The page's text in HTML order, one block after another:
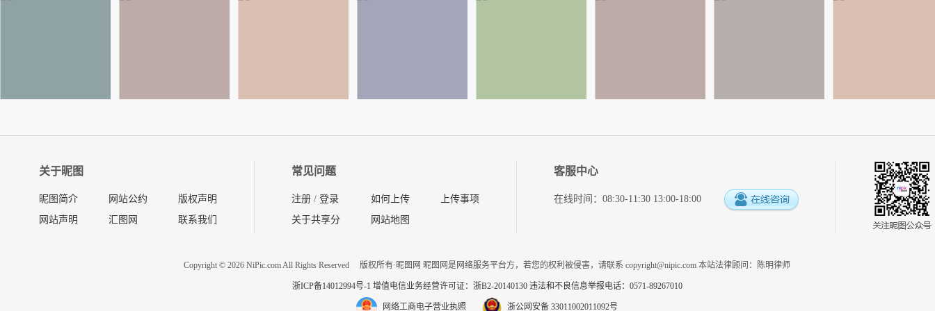
关于昵图
昵图简介
网站声明
网站公约
汇图网
版权声明
联系我们
常见问题
注册 / 登录
关于共享分
如何上传
网站地图
上传事项
客服中心
在线时间：08:30-11:30 13:00-18:00
Copyright © 2026 NiPic.com All Rights Reserved 版权所有·昵图网 昵图网是网络服务平台方，若您的权利被侵害，请联系 copyright@nipic.com 本站法律顾问：陈明律师
浙ICP备14012994号-1 增值电信业务经营许可证：浙B2-20140130 违法和不良信息举报电话：0571-89267010
网络工商电子营业执照 浙公网安备 33011002011092号